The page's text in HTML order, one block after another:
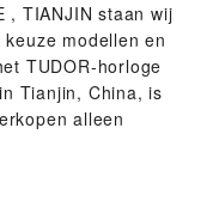
, TIANJIN‬ staan wij
modellen en
TUDOR-horloge
Tianjin, China, is
alleen